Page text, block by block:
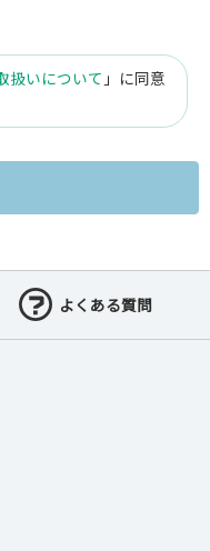
扱いについて 」に同意
よくある質問